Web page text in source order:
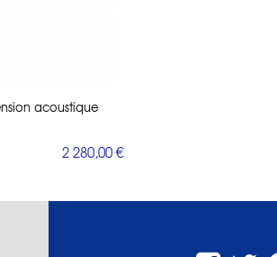
acoustique
2 280,00 €